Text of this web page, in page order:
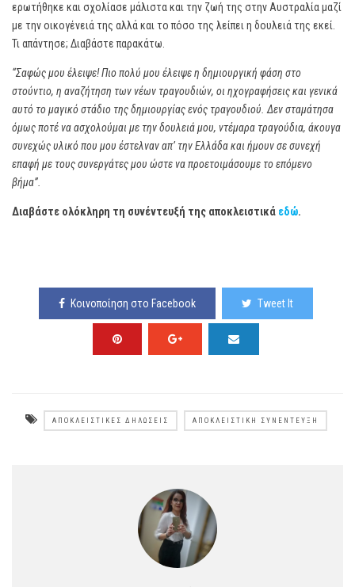
ερωτήθηκε και σχολίασε μάλιστα και την ζωή της στην Αυστραλία μαζί
με την οικογένειά της αλλά και το πόσο της λείπει η δουλειά της εκεί.
Τι απάντησε; Διαβάστε παρακάτω.
“Σαφώς μου έλειψε! Πιο πολύ μου έλειψε η δημιουργική φάση στο
στούντιο, η αναζήτηση των νέων τραγουδιών, οι ηχογραφήσεις και γενικά
αυτό το μαγικό στάδιο της δημιουργίας ενός τραγουδιού. Δεν σταμάτησα
όμως ποτέ να ασχολούμαι με την δουλειά μου, ντέμαρα τραγούδια, άκουγα
συνεχώς υλικό που μου έστελναν απ’ την Ελλάδα και ήμουν σε συνεχή
επαφή με τους συνεργάτες μου ώστε να προετοιμάσουμε το επόμενο
βήμα”.
Διαβάστε ολόκληρη τη συνέντευξή της αποκλειστικά εδώ.
Κοινοποίηση στο Facebook Tweet It
ΑΠΟΚΛΕΙΣΤΙΚΈΣ ΔΗΛΏΣΕΙΣ ΑΠΟΚΛΕΙΣΤΙΚΉ ΣΥΝΈΝΤΕΥΞΗ